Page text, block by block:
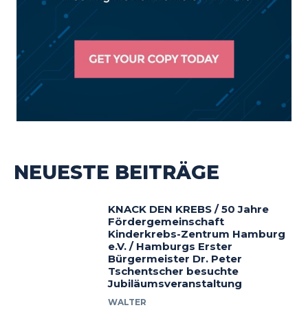
NEUESTE BEITRÄGE
KNACK DEN KREBS / 50 Jahre
Fördergemeinschaft
Kinderkrebs-Zentrum Hamburg
e.V. / Hamburgs Erster
Bürgermeister Dr. Peter
Tschentscher besuchte
Jubiläumsveranstaltung
WALTER